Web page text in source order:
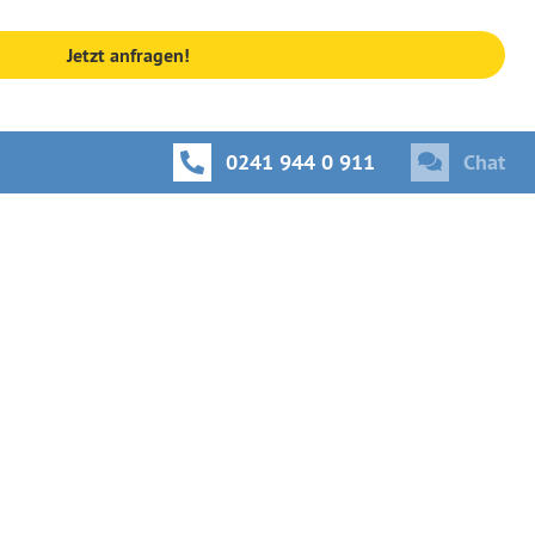
Jetzt anfragen!
0241 944 0 911 Chat